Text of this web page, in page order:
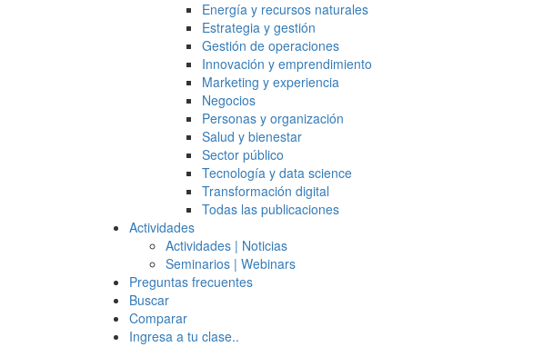
Energía y recursos naturales
Estrategia y gestión
Gestión de operaciones
Innovación y emprendimiento
Marketing y experiencia
Negocios
Personas y organización
Salud y bienestar
Sector público
Tecnología y data science
Transformación digital
Todas las publicaciones
Actividades
Actividades | Noticias
Seminarios | Webinars
Preguntas frecuentes
Buscar
Comparar
Ingresa a tu clase..